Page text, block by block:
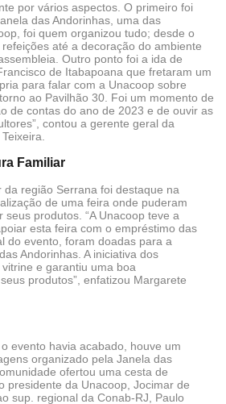
por vários aspectos. O primeiro foi
das Andorinhas, uma das
foi quem organizou tudo; desde o
até a decoração do ambiente
Outro ponto foi a ida de
de Itabapoana que fretaram um
para falar com a Unacoop sobre
ao Pavilhão 30. Foi um momento de
de contas do ano de 2023 e de ouvir as
contou a gerente geral da
Familiar
da região Serrana foi destaque na
de uma feira onde puderam
seus produtos. “A Unacoop teve a
esta feira com o empréstimo das
do evento, foram doadas para a
Andorinhas. A iniciativa dos
e garantiu uma boa
produtos”, enfatizou Margarete
evento havia acabado, houve um
organizado pela Janela das
ofertou uma cesta de
presidente da Unacoop, Jocimar de
sup. regional da Conab-RJ, Paulo